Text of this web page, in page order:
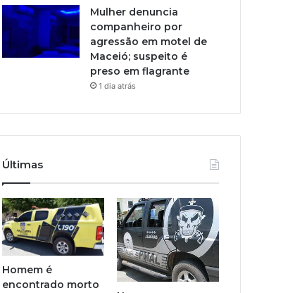
Mulher denuncia
companheiro por
agressão em motel de
Maceió; suspeito é
preso em flagrante
1 dia atrás
Últimas
Homem é
encontrado morto